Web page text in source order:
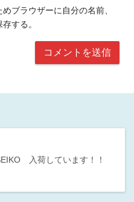
ブラウザーに自分の名前、
する。
入荷しています！！